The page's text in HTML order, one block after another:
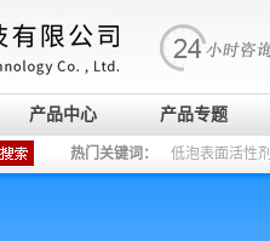
产品中心 产品专题
热门关键词： 低泡表面活性剂